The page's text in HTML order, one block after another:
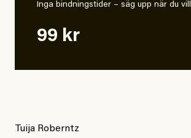
Inga bindningstider – säg upp när du vill
99 kr
Tuija Roberntz